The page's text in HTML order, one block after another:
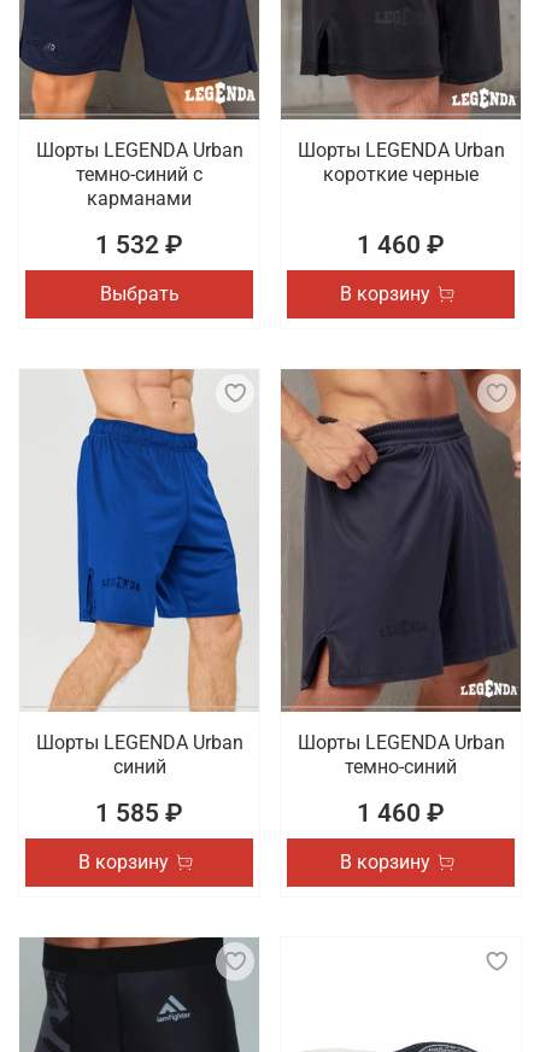
оригинальные модели, выпуском которых
занимаются проверенные бренды. Гарантируется
быстрая доставка оформленных онлайн покупок
по Белгороду.
Шорты LEGENDA Urban
темно-синий с
карманами
1 532 ₽
Выбрать
Шорты LEGENDA Urban
короткие черные
1 460 ₽
В корзину
Шорты LEGENDA Urban
синий
1 585 ₽
В корзину
Шорты LEGENDA Urban
темно-синий
1 460 ₽
В корзину